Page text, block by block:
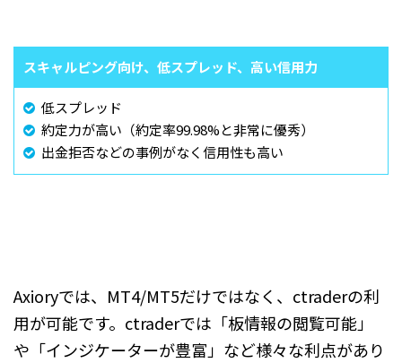
スキャルピング向け、低スプレッド、高い信用力
低スプレッド
約定力が高い（約定率99.98%と非常に優秀）
出金拒否などの事例がなく信用性も高い
Axioryでは、MT4/MT5だけではなく、ctraderの利
用が可能です。ctraderでは「板情報の閲覧可能」
や「インジケーターが豊富」など様々な利点があり